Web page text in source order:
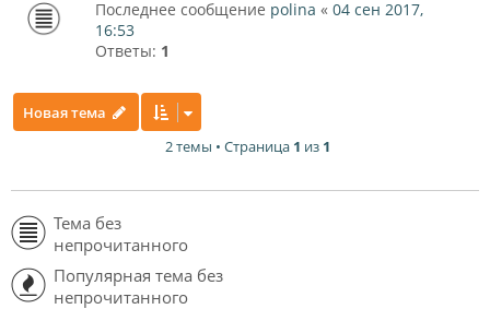
Последнее сообщение polina « 04 сен 2017,
16:53
Ответы: 1
Новая тема
2 темы • Страница 1 из 1
Тема без
непрочитанного
Популярная тема без
непрочитанного